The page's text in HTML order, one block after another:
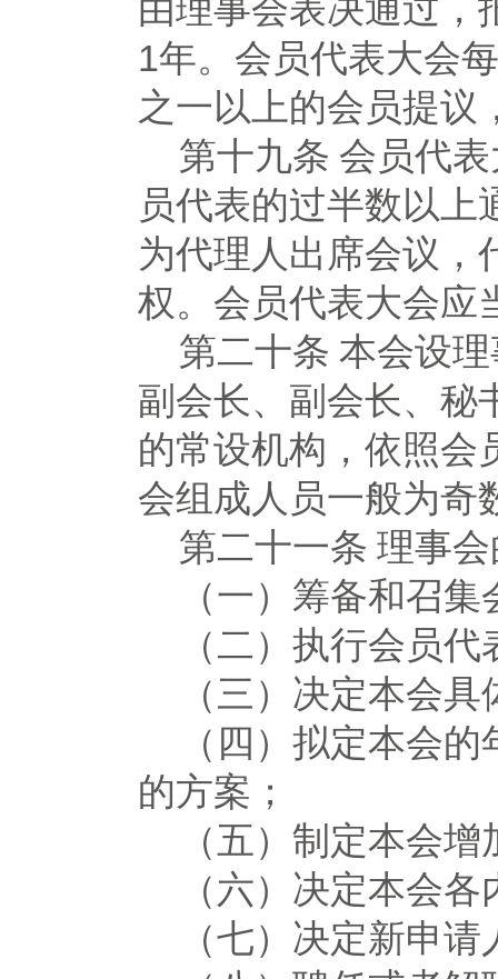
由理事会表决通过，
1年。会员代表大会
之一以上的会员提议
第十九条 会员代
员代表的过半数以
为代理人出席会议，
权。会员代表大会应
第二十条 本会设
副会长、副会长、秘
的常设机构，依照会
会组成人员一般为奇
第二十一条 理事
（一）筹备和召
（二）执行会员
（三）决定本会
（四）拟定本会
的方案；
（五）制定本会
（六）决定本会
（七）决定新申